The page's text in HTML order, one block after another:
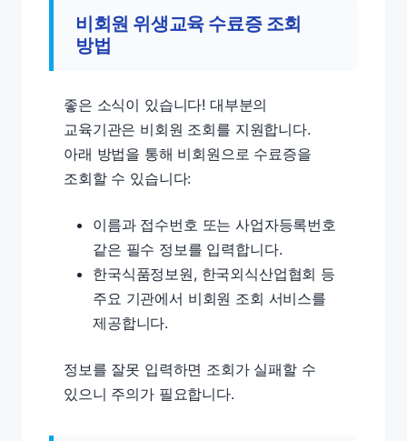
비회원 위생교육 수료증 조회
방법
좋은 소식이 있습니다! 대부분의
교육기관은 비회원 조회를 지원합니다.
아래 방법을 통해 비회원으로 수료증을
조회할 수 있습니다:
이름과 접수번호 또는 사업자등록번호
같은 필수 정보를 입력합니다.
한국식품정보원, 한국외식산업협회 등
주요 기관에서 비회원 조회 서비스를
제공합니다.
정보를 잘못 입력하면 조회가 실패할 수
있으니 주의가 필요합니다.